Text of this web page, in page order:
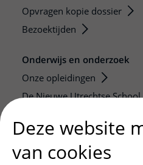
Opvragen kopie dossier
Bezoektijden
Onderwijs en onderzoek
Onze opleidingen
De Nieuwe Utrechtse School
Research
Strategic programs
Deze website
van cookies